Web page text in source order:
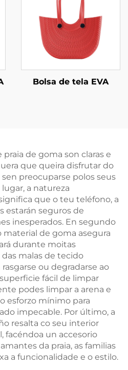
Bolsa de tela EVA
de goma son claras e
que queira disfrutar do
preocuparse polos seus
a natureza
que o teu teléfono, a
estarán seguros de
inesperados. En segundo
material de goma asegura
durante moitas
malas de tecido
ou degradarse ao
fácil de limpar
podes limpar a arena e
esforzo mínimo para
impecable. Por último, a
resalta co seu interior
facéndoa un accesorio
da praia, as familias
a funcionalidade e o estilo.